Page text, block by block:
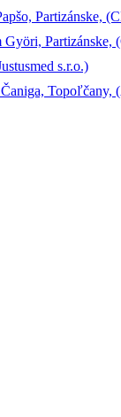
Partizánske,
s.r.o.)
Topoľčany,